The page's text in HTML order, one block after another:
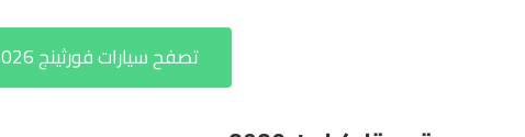
تصفح سيارات فورثينج V9 2026 للبيع بأفضل الأسعار